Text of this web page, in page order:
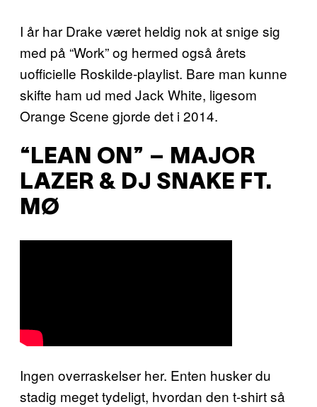
I år har Drake været heldig nok at snige sig
med på “Work” og hermed også årets
uofficielle Roskilde-playlist. Bare man kunne
skifte ham ud med Jack White, ligesom
Orange Scene gjorde det i 2014.
“LEAN ON” – MAJOR
LAZER & DJ SNAKE FT.
MØ
Ingen overraskelser her. Enten husker du
stadig meget tydeligt, hvordan den t-shirt så